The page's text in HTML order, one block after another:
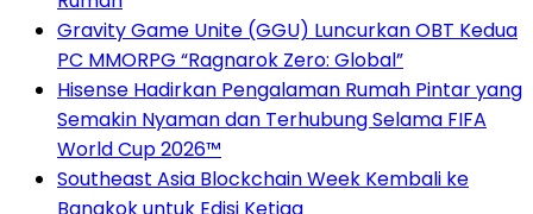
Gravity Game Unite (GGU) Luncurkan OBT Kedua
PC MMORPG “Ragnarok Zero: Global”
Hisense Hadirkan Pengalaman Rumah Pintar yang
Semakin Nyaman dan Terhubung Selama FIFA
World Cup 2026™
Southeast Asia Blockchain Week Kembali ke